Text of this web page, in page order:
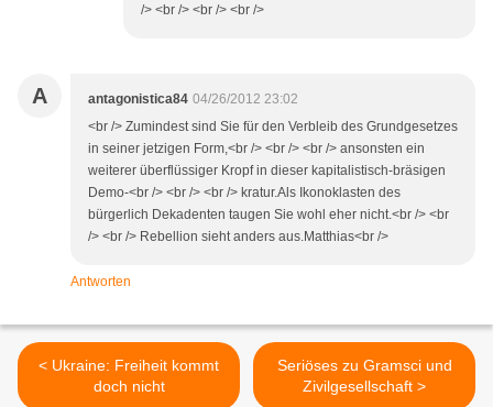
/> <br /> <br /> <br />
A antagonistica84 04/26/2012 23:02
<br /> Zumindest sind Sie für den Verbleib des Grundgesetzes
in seiner jetzigen Form,<br /> <br /> <br /> ansonsten ein
weiterer überflüssiger Kropf in dieser kapitalistisch-bräsigen
Demo-<br /> <br /> <br /> kratur.Als Ikonoklasten des
bürgerlich Dekadenten taugen Sie wohl eher nicht.<br /> <br
/> <br /> Rebellion sieht anders aus.Matthias<br />
Antworten
< Ukraine: Freiheit kommt
doch nicht
Seriöses zu Gramsci und
Zivilgesellschaft >